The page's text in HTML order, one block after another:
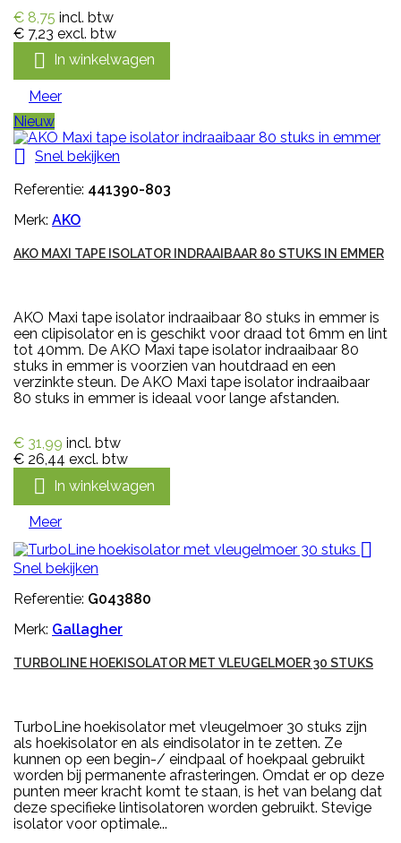
€ 8,75 incl. btw
€ 7,23 excl. btw
 In winkelwagen
Meer
Nieuw

Snel bekijken
Referentie: 441390-803
Merk: AKO
AKO MAXI TAPE ISOLATOR INDRAAIBAAR 80 STUKS IN EMMER
AKO Maxi tape isolator indraaibaar 80 stuks in emmer is
een clipisolator en is geschikt voor draad tot 6mm en lint
tot 40mm. De AKO Maxi tape isolator indraaibaar 80
stuks in emmer is voorzien van houtdraad en een
verzinkte steun. De AKO Maxi tape isolator indraaibaar
80 stuks in emmer is ideaal voor lange afstanden.
€ 31,99 incl. btw
€ 26,44 excl. btw
 In winkelwagen
Meer

Snel bekijken
Referentie: G043880
Merk: Gallagher
TURBOLINE HOEKISOLATOR MET VLEUGELMOER 30 STUKS
TurboLine hoekisolator met vleugelmoer 30 stuks zijn
als hoekisolator en als eindisolator in te zetten. Ze
kunnen op een begin-/ eindpaal of hoekpaal gebruikt
worden bij permanente afrasteringen. Omdat er op deze
punten meer kracht komt te staan, is het van belang dat
deze specifieke lintisolatoren worden gebruikt. Stevige
isolator voor optimale...